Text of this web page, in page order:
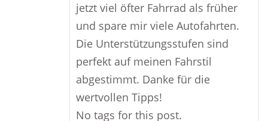
jetzt viel öfter Fahrrad als früher
und spare mir viele Autofahrten.
Die Unterstützungsstufen sind
perfekt auf meinen Fahrstil
abgestimmt. Danke für die
wertvollen Tipps!
No tags for this post.